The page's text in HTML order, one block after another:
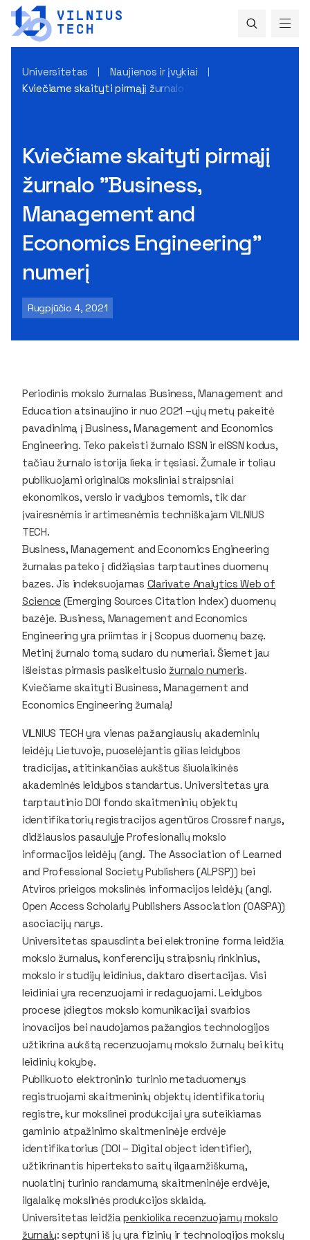
Universitetas
Naujienos ir įvykiai
Kviečiame skaityti pirmąjį žurnalo "Business, Management
Kviečiame skaityti pirmąjį
žurnalo "Business,
Management and
Economics Engineering"
numerį
Rugpjūčio 4, 2021
Periodinis mokslo žurnalas Business, Management and
Education atsinaujino ir nuo 2021 –ųjų metų pakeitė
pavadinimą įBusiness, Management and Economics
Engineering. Teko pakeisti žurnalo ISSN ir eISSN kodus,
tačiau žurnalo istorija lieka ir tęsiasi. Žurnale ir toliau
publikuojami originalūs moksliniai straipsniai
ekonomikos, verslo ir vadybos temomis, tik dar
įvairesnėmis ir artimesnėmis techniškajam VILNIUS
TECH.
Business, Management and Economics Engineering
žurnalas pateko į didžiąsias tarptautines duomenų
bazes. Jis indeksuojamas Clarivate Analytics Web of
Science (Emerging Sources Citation Index) duomenų
bazėje. Business, Management and Economics
Engineering yra priimtas ir įScopus duomenų bazę.
Metinį žurnalo tomą sudaro du numeriai. Šiemet jau
išleistas pirmasis pasikeitusio žurnalo numeris.
Kviečiame skaityti Business, Management and
Economics Engineering žurnalą!
VILNIUS TECH yra vienas pažangiausių akademinių
leidėjų Lietuvoje, puoselėjantis gilias leidybos
tradicijas, atitinkančias aukštus šiuolaikinės
akademinės leidybos standartus. Universitetas yra
tarptautinio DOI fondo skaitmeninių objektų
identifikatorių registracijos agentūros Crossref narys,
didžiausios pasaulyje Profesionalių mokslo
informacijos leidėjų (angl. The Association of Learned
and Professional Society Publishers (ALPSP)) bei
Atviros prieigos mokslinės informacijos leidėjų (angl.
Open Access Scholarly Publishers Association (OASPA))
asociacijų narys.
Universitetas spausdinta bei elektronine forma leidžia
mokslo žurnalus, konferencijų straipsnių rinkinius,
mokslo ir studijų leidinius, daktaro disertacijas. Visi
leidiniai yra recenzuojami ir redaguojami. Leidybos
procese įdiegtos mokslo komunikacijai svarbios
inovacijos bei naudojamos pažangios technologijos
užtikrina aukštą recenzuojamų mokslo žurnalų bei kitų
leidinių kokybę.
Publikuoto elektroninio turinio metaduomenys
registruojami skaitmeninių objektų identifikatorių
registre, kur mokslinei produkcijai yra suteikiamas
gaminio atpažinimo skaitmeninėje erdvėje
identifikatorius (DOI – Digital object identifier),
užtikrinantis hiperteksto saitų ilgaamžiškumą,
nuolatinį turinio randamumą skaitmeninėje erdvėje,
ilgalaikę mokslinės produkcijos sklaidą.
Universitetas leidžiapenkiolika recenzuojamų mokslo
žurnalų: septyni iš jų yra fizinių ir technologijos mokslų